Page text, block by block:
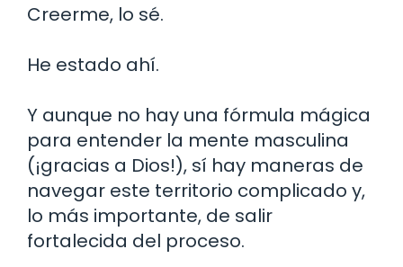
Creerme, lo sé.
He estado ahí.
Y aunque no hay una fórmula mágica
para entender la mente masculina
(¡gracias a Dios!), sí hay maneras de
navegar este territorio complicado y,
lo más importante, de salir
fortalecida del proceso.